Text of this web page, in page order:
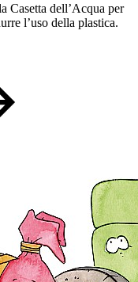
Casetta dell’Acqua per
l’uso della plastica.